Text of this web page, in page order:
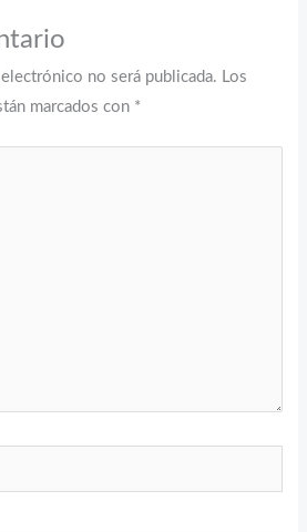
no será publicada. Los
marcados con *